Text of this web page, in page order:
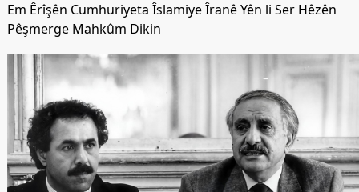
Em Êrîşên Cumhuriyeta Îslamiye Îranê Yên li Ser Hêzên
Pêşmerge Mahkûm Dikin